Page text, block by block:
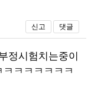
신고 댓글
정시험치는중이
ㅋㅋㅋㅋㅋㅋ